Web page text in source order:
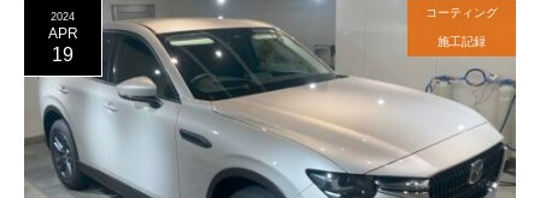
2024
APR
19
コーティング
施工記録